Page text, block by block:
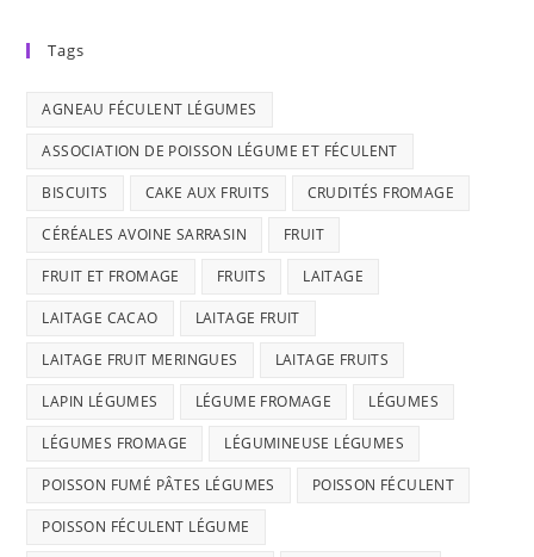
Tags
AGNEAU FÉCULENT LÉGUMES
ASSOCIATION DE POISSON LÉGUME ET FÉCULENT
BISCUITS CAKE AUX FRUITS CRUDITÉS FROMAGE
CÉRÉALES AVOINE SARRASIN FRUIT
FRUIT ET FROMAGE FRUITS LAITAGE
LAITAGE CACAO LAITAGE FRUIT
LAITAGE FRUIT MERINGUES LAITAGE FRUITS
LAPIN LÉGUMES LÉGUME FROMAGE LÉGUMES
LÉGUMES FROMAGE LÉGUMINEUSE LÉGUMES
POISSON FUMÉ PÂTES LÉGUMES POISSON FÉCULENT
POISSON FÉCULENT LÉGUME